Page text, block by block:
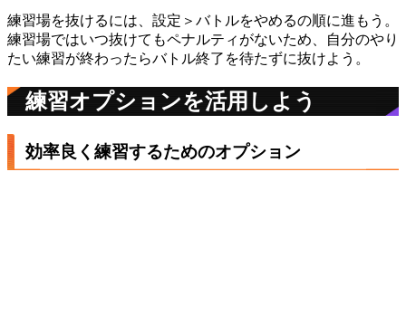
練習場を抜けるには、設定＞バトルをやめるの順に進もう。
練習場ではいつ抜けてもペナルティがないため、自分のやり
たい練習が終わったらバトル終了を待たずに抜けよう。
練習オプションを活用しよう
効率良く練習するためのオプション